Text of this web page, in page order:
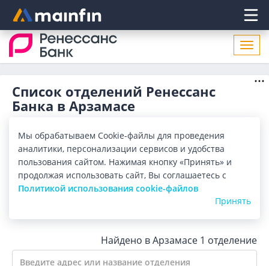
Главное меню
Список отделений Ренессанс
Банка в Арзамасе
адресов, поиск ближайшего отделения Ренессанс Банка в
Арзамасе по адресу, названию. Часы работы, телефоны,
контактные данные.
Показать весь
Карта
Найдено в Арзамасе 1 отделение
Мы обрабатываем Cookie-файлы для проведения
аналитики, персонализации сервисов и удобства
пользования сайтом. Нажимая кнопку «Принять» и
продолжая использовать сайт, Вы соглашаетесь с
Политикой использования cookie-файлов
Принять